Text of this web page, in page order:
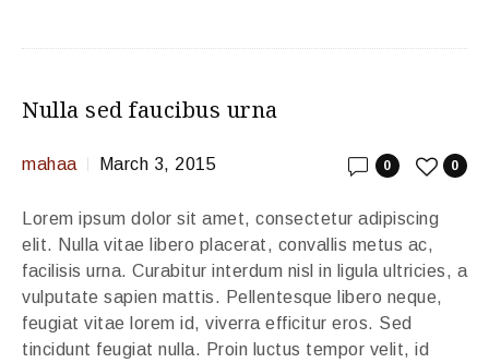
Nulla sed faucibus urna
mahaa March 3, 2015 0
0
Lorem ipsum dolor sit amet, consectetur adipiscing
elit. Nulla vitae libero placerat, convallis metus ac,
facilisis urna. Curabitur interdum nisl in ligula ultricies, a
vulputate sapien mattis. Pellentesque libero neque,
feugiat vitae lorem id, viverra efficitur eros. Sed
tincidunt feugiat nulla. Proin luctus tempor velit, id